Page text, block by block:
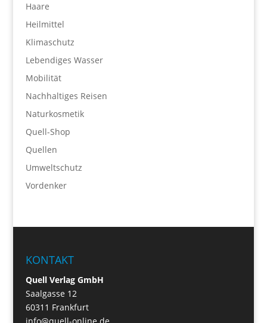
Haare
Heilmittel
Klimaschutz
Lebendiges Wasser
Mobilität
Nachhaltiges Reisen
Naturkosmetik
Quell-Shop
Quellen
Umweltschutz
Vordenker
KONTAKT
Quell Verlag GmbH
Saalgasse 12
60311 Frankfurt